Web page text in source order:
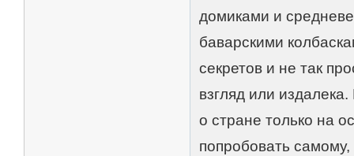
домиками и
баварскими
секретов и не так
взгляд или
о стране только на
попробовать самому,